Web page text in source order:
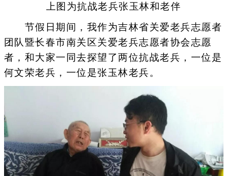
上图为抗战老兵张玉林和老伴
节假日期间，我作为吉林省关爱老兵志愿者
团队暨长春市南关区关爱老兵志愿者协会志愿
者，和大家一同去探望了两位抗战老兵，一位是
何文荣老兵，一位是张玉林老兵。